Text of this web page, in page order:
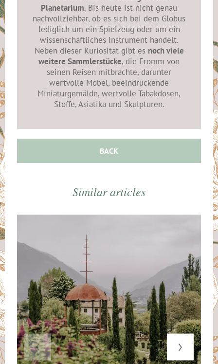
Planetarium. Bis heute ist nicht genau
nachvollziehbar, ob es sich bei dem Globus
lediglich um ein Spielzeug oder um ein
wissenschaftliches Instrument handelt.
Neben dieser Kuriosität gibt es noch viele
weitere Sammlerstücke, die Fromm von
seinen Reisen mitbrachte, darunter
wertvolle Möbel, beeindruckende
Miniaturgemälde, wertvolle Tabakdosen,
Stoffe, Asiatika und Skulpturen.
BACK
Similar articles